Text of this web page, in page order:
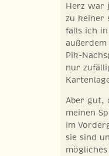
Herz war
zu keiner
falls ich
Pik-
nur
Aber gut,
meinen
im
sie sind